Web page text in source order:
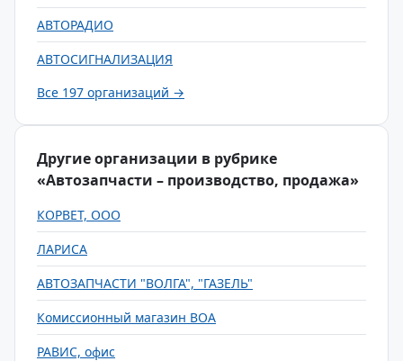
АВТОРАДИО
АВТОСИГНАЛИЗАЦИЯ
Все 197 организаций →
Другие организации в рубрике
«Автозапчасти – производство, продажа»
КОРВЕТ, ООО
ЛАРИСА
АВТОЗАПЧАСТИ "ВОЛГА", "ГАЗЕЛЬ"
Комиссионный магазин ВОА
РАВИС, офис